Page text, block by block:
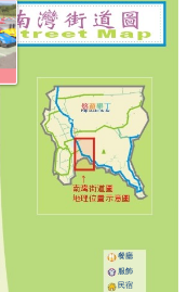
餐廳
服飾
民宿